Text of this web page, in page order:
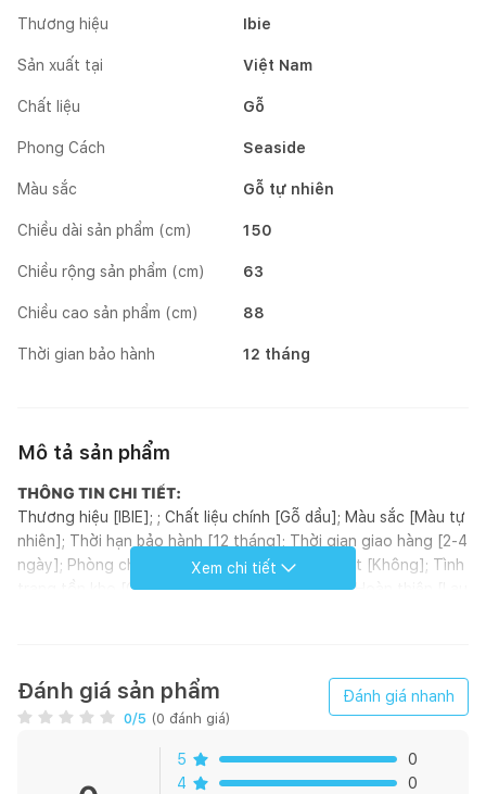
Thương hiệu Ibie
Sản xuất tại Việt Nam
Chất liệu Gỗ
Phong Cách Seaside
Màu sắc Gỗ tự nhiên
Chiều dài sản phẩm (cm) 150
Chiều rộng sản phẩm (cm) 63
Chiều cao sản phẩm (cm) 88
Thời gian bảo hành 12 tháng
Mô tả sản phẩm
THÔNG TIN CHI TIẾT:
Thương hiệu [IBIE]; ; Chất liệu chính [Gỗ dầu]; Màu sắc [Màu tự
nhiên]; Thời hạn bảo hành [12 tháng]; Thời gian giao hàng [2-4
ngày]; Phòng chính [Ngoài trời]; Yêu cầu lắp đặt [Không]; Tình
trạng tồn kho [Có sẵn]; Phong cách [Seaside]; Hoàn thiện [Lau
GIỚI THIỆU SẢN PHẨM:
Giới thiệu ghế băng Tikus
Ghế băng Tikus có kích thước 1500x630x430/880 mm, được
làm từ gỗ dầu Nam Phi nhập khẩu nên có khả năng chịu mưa
Xem chi tiết
Đánh giá sản phẩm
0/5 (0 đánh giá)
Đánh giá nhanh
5
0
4
0